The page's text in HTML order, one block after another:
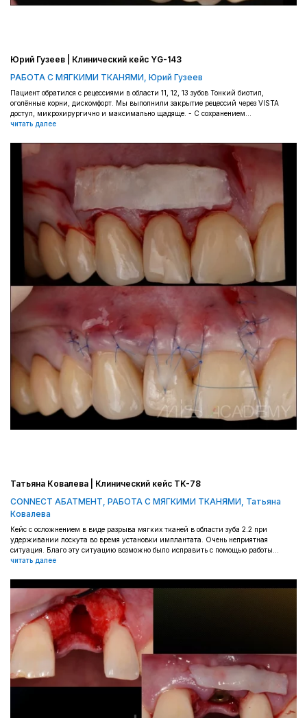
Юрий Гузеев | Клинический кейс YG-143
РАБОТА С МЯГКИМИ ТКАНЯМИ, Юрий Гузеев
Пациент обратился с рецессиями в области 11, 12, 13 зубов Тонкий биотип,
оголённые корни, дискомфорт. Мы выполнили закрытие рецессий через VISTA
доступ, микрохирургично и максимально щадяще. - С сохранением...
читать далее
Татьяна Ковалева | Клинический кейс TK-78
CONNECT АБАТМЕНТ, РАБОТА С МЯГКИМИ ТКАНЯМИ, Татьяна
Ковалева
Кейс с осложнением в виде разрыва мягких тканей в области зуба 2.2 при
удерживании лоскута во время установки имплантата. Очень неприятная
ситуация. Благо эту ситуацию возможно было исправить с помощью работы...
читать далее